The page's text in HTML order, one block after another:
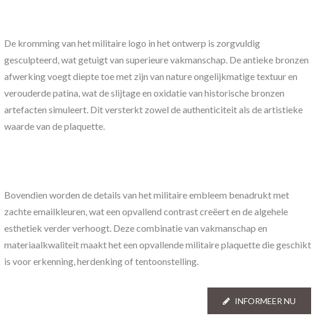
De kromming van het militaire logo in het ontwerp is zorgvuldig
gesculpteerd, wat getuigt van superieure vakmanschap. De antieke bronzen
afwerking voegt diepte toe met zijn van nature ongelijkmatige textuur en
verouderde patina, wat de slijtage en oxidatie van historische bronzen
artefacten simuleert. Dit versterkt zowel de authenticiteit als de artistieke
waarde van de plaquette.
Bovendien worden de details van het militaire embleem benadrukt met
zachte emailkleuren, wat een opvallend contrast creëert en de algehele
esthetiek verder verhoogt. Deze combinatie van vakmanschap en
materiaalkwaliteit maakt het een opvallende militaire plaquette die geschikt
is voor erkenning, herdenking of tentoonstelling.
INFORMEER NU
Aangepaste Reversspeld
Gepersonaliseerde